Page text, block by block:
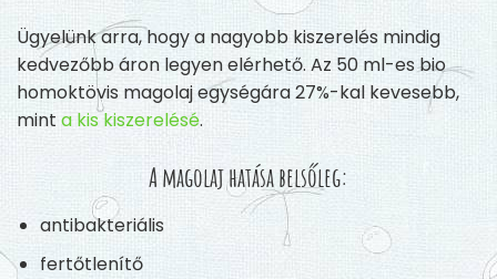
Ügyelünk arra, hogy a nagyobb kiszerelés mindig
kedvezőbb áron legyen elérhető. Az 50 ml-es bio
homoktövis magolaj egységára 27%-kal kevesebb,
mint a kis kiszerelésé.
A magolaj hatása belsőleg:
antibakteriális
fertőtlenítő